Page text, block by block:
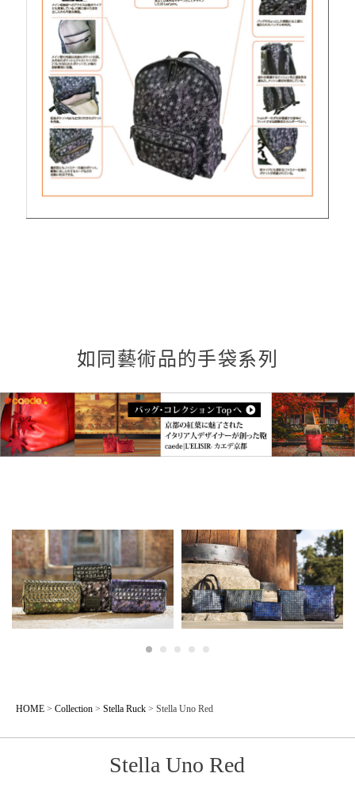
如同藝術品的手袋系列
HOME > Collection > Stella Ruck > Stella Uno Red
Stella Uno Red